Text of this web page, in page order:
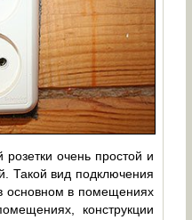
очень простой и
Такой вид подключения
основном в помещениях
конструкции